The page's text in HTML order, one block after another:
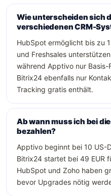
Wie unterscheiden sich
verschiedenen CRM-
HubSpot ermöglicht bis zu
und Freshsales
während Apptivo nur
Bitrix24 ebenfalls nur
Tracking gratis enthält.
Ab wann muss ich bei
bezahlen?
Apptivo beginnt bei 10 US-
Bitrix24 startet bei 49 EUR
HubSpot und Zoho haben
bevor Upgrades nötig